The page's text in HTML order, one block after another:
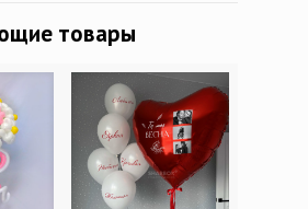
товары